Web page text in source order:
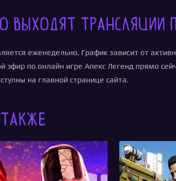
выходят трансляции
еженедельно. График зависит от
эфир по онлайн игре Апекс Легенд прямо
на главной странице сайта.